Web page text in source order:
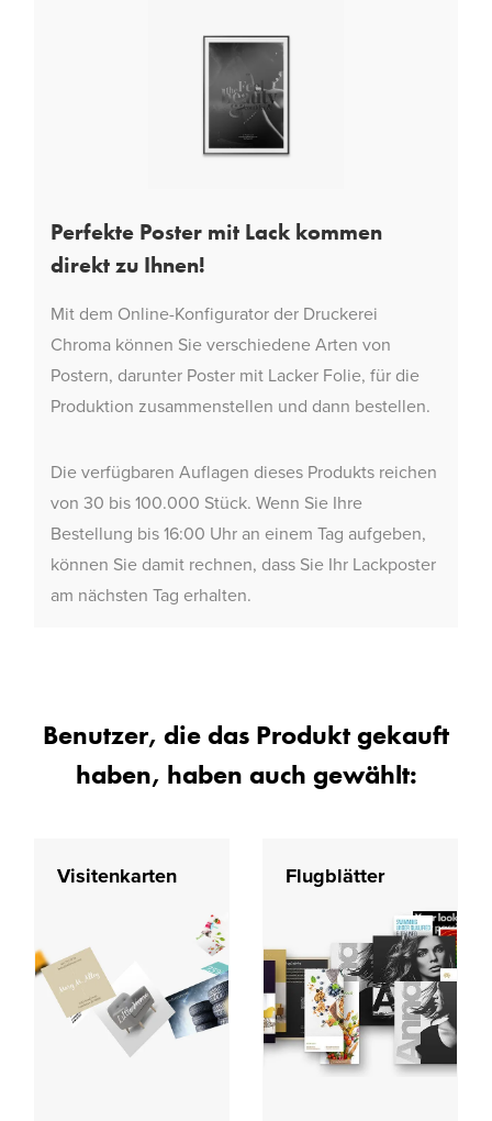
Perfekte Poster mit Lack kommen
direkt zu Ihnen!
Mit dem Online-Konfigurator der Druckerei
Chroma können Sie verschiedene Arten von
Postern, darunter Poster mit Lacker Folie, für die
Produktion zusammenstellen und dann bestellen.
Die verfügbaren Auflagen dieses Produkts reichen
von 30 bis 100.000 Stück. Wenn Sie Ihre
Bestellung bis 16:00 Uhr an einem Tag aufgeben,
können Sie damit rechnen, dass Sie Ihr Lackposter
am nächsten Tag erhalten.
Benutzer, die das Produkt gekauft
haben, haben auch gewählt:
Visitenkarten Flugblätter